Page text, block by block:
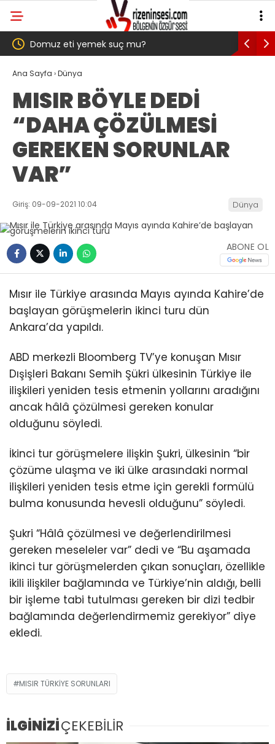
Domuz eti yemek suç mu? YENİ
Ana Sayfa ›Dünya
MISIR BÖYLE DEDİ
“DAHA ÇÖZÜLMESİ
GEREKEN SORUNLAR
VAR”
Giriş: 09-09-2021 10:04 Dünya
ABONE OL
Mısır ile Türkiye arasında Mayıs ayında Kahire’de
başlayan görüşmelerin ikinci turu dün
Ankara’da yapıldı.
ABD merkezli Bloomberg TV’ye konuşan Mısır
Dışişleri Bakanı Semih Şükri ülkesinin Türkiye ile
ilişkileri yeniden tesis etmenin yollarını aradığını
ancak hâlâ çözülmesi gereken konular
olduğunu söyledi.
İkinci tur görüşmelere ilişkin Şukri, ülkesinin “bir
çözüme ulaşma ve iki ülke arasındaki normal
ilişkileri yeniden tesis etme için gerekli formülü
bulma konusunda hevesli olduğunu” söyledi.
Şukri “Hâlâ çözülmesi ve değerlendirilmesi
gereken meseleler var” dedi ve “Bu aşamada
ikinci tur görüşmelerden çıkan sonuçları, özellikle
ikili ilişkiler bağlamında ve Türkiye’nin aldığı, belli
bir işleme tabi tutulması gereken bir dizi tedbir
bağlamında değerlendirmemiz gerekiyor” diye
ekledi.
MISIR TÜRKİYE SORUNLARI
İLGİNİZİÇEKEBİLİR